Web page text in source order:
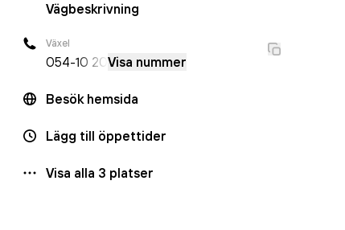
Vägbeskrivning
Växel
054-10 20 Visa nummer
Besök hemsida
Lägg till öppettider
Visa alla 3 platser